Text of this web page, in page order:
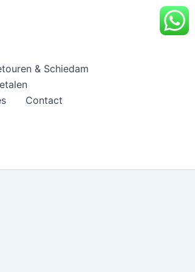
& Schiedam
Contact